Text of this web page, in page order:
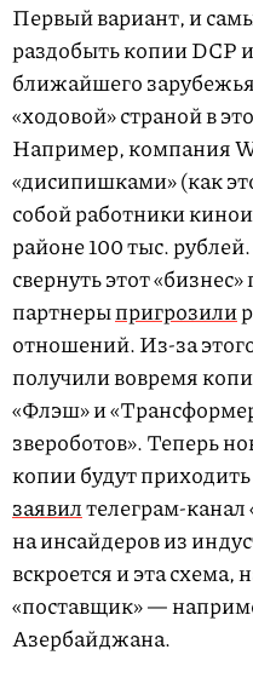
Первый вариант, и
раздобыть копии DCP
ближайшего
«ходовой» страной в
Например, компания
«дисипишками» (как
собой работники
районе 100 тыс.
свернуть этот
партнерыпригрозили
отношений. Из-за
получили вовремя
«Флэш» и
звероботов». Теперь
копии будут
заявилтелеграм-
на инсайдеров из
вскроется и эта схема,
«поставщик» —
Азербайджана.